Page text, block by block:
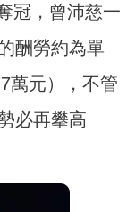
冠，曾沛慈一
酬勞約為單
萬元），不管
必再攀高